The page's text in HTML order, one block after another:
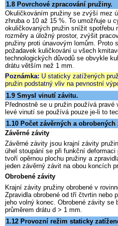
1.8 Povrchové zpracování pružiny.
Okuličkováním pružiny se zvýší mez
zhruba o 10 až 15 %. To umožňuje u
okuličkovaných pružin snížit spotřebu
rozměry a úložný prostor, zvýšit
pružiny proti únavovým lomům. Proto
požadavek kuličkování u všech
technologických důvodů se obvykle
drátu větším než 1 mm.
Poznámka: U staticky zatížených
pružin podstatný vliv na pevnostní
1.9 Smysl vinutí závitu.
Přednostně se u pružin používá
levé vinutí se používá pouze je-li to
1.10 Počet závěrných a
Závěrné závity
Závěrné závity jsou krajní závity
úhel stoupání se při funkční
tvoří opěrnou plochu pružiny a
jeden závěrný závit na obou koncích
Obrobené závity
Krajní závity pružiny obrobené v
Zpravidla obrobené od tří čtvrtin nebo
jeho volný konec. Obrobené závity se
průměrem drátu d > 1 mm.
1.12 Provozní režim staticky